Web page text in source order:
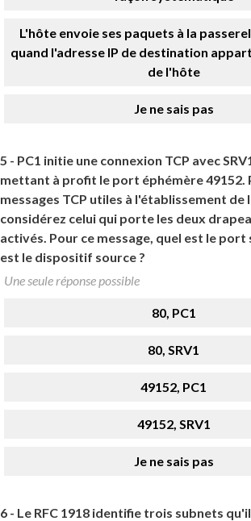
L'hôte envoie ses paquets à la
quand l'adresse IP de destination
de l'hôte
Je ne sais pas
5 - PC1 initie une connexion TCP avec
mettant à profit le port éphémère 49152.
messages TCP utiles à l'établissement de
considérez celui qui porte les deux
activés. Pour ce message, quel est le port
est le dispositif source ?
Une seule réponse possible
80, PC1
80, SRV1
49152, PC1
49152, SRV1
Je ne sais pas
6 - Le RFC 1918 identifie trois subnets